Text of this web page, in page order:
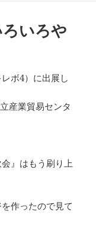
いろや
ボ4）に出展し
産業貿易センタ
』はもう刷り上
作ったので見て